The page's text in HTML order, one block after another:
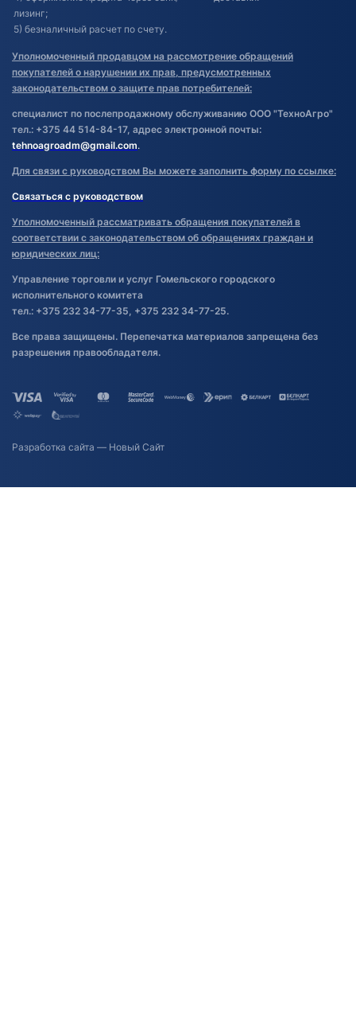
лизинг;
5) безналичный расчет по счету.
Уполномоченный продавцом на рассмотрение обращений
покупателей о нарушении их прав, предусмотренных
законодательством о защите прав потребителей:
специалист по послепродажному обслуживанию ООО "ТехноАгро"
тел.: +375 44 514-84-17, адрес электронной почты:
tehnoagroadm@gmail.com.
Для связи с руководством Вы можете заполнить форму по ссылке:
Связаться с руководством
Уполномоченный рассматривать обращения покупателей в
соответствии с законодательством об обращениях граждан и
юридических лиц:
Управление торговли и услуг Гомельского городского
исполнительного комитета
тел.: +375 232 34-77-35, +375 232 34-77-25.
Все права защищены. Перепечатка материалов запрещена без
разрешения правообладателя.
Разработка сайта — Новый Сайт